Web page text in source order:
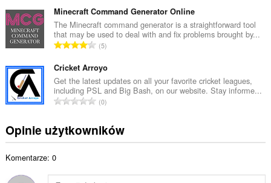
c
z
b
a
c
e
n
:
t
a
l
c
z
b
a
c
e
ł
k
o
w
t
a
l
z
b
Minecraft Command Generator Online
The Minecraft command generator is a straightforward tool
that may be used to deal with and fix problems brought by...
C
ł
k
o
w
t
a
c
5
Cricket Arroyo
Get the latest updates on all your favorite cricket leagues,
including PSL and Big Bash, on our website. Stay informe...
C
k
i
0
Opinie użytkowników
Komentarze: 0